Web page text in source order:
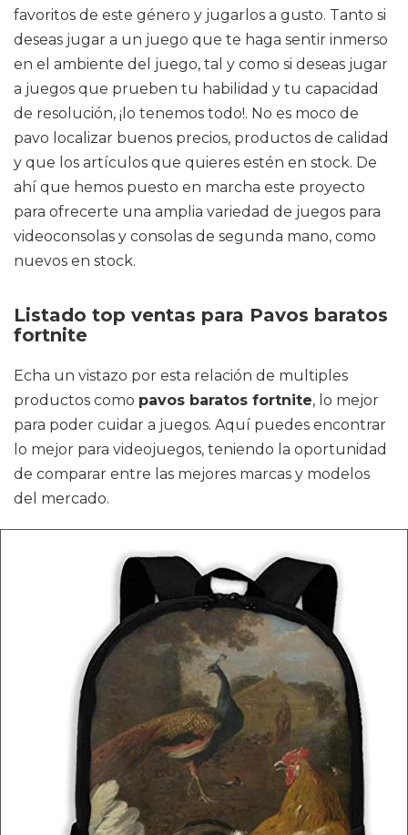
favoritos de este género y jugarlos a gusto. Tanto si
deseas jugar a un juego que te haga sentir inmerso
en el ambiente del juego, tal y como si deseas jugar
a juegos que prueben tu habilidad y tu capacidad
de resolución, ¡lo tenemos todo!. No es moco de
pavo localizar buenos precios, productos de calidad
y que los artículos que quieres estén en stock. De
ahí que hemos puesto en marcha este proyecto
para ofrecerte una amplia variedad de juegos para
videoconsolas y consolas de segunda mano, como
nuevos en stock.
Listado top ventas para Pavos baratos
fortnite
Echa un vistazo por esta relación de multiples
productos como pavos baratos fortnite, lo mejor
para poder cuidar a juegos. Aquí puedes encontrar
lo mejor para videojuegos, teniendo la oportunidad
de comparar entre las mejores marcas y modelos
del mercado.